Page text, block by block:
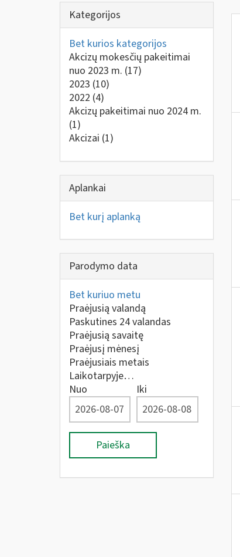
Kategorijos
Bet kurios kategorijos
Akcizų mokesčių pakeitimai
nuo 2023 m. (17)
2023 (10)
2022 (4)
Akcizų pakeitimai nuo 2024 m.
(1)
Akcizai (1)
Aplankai
Bet kurį aplanką
Parodymo data
Bet kuriuo metu
Praėjusią valandą
Paskutines 24 valandas
Praėjusią savaitę
Praėjusį mėnesį
Praėjusiais metais
Laikotarpyje…
Nuo
Iki
Paieška